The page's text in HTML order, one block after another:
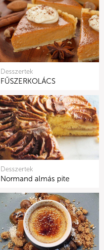
Desszertek
FŰSZERKOLÁCS
Desszertek
Normand almás pite